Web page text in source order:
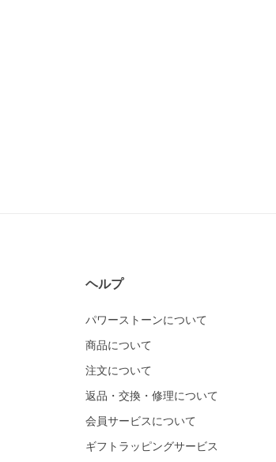
ヘルプ
パワーストーンについて
商品について
注文について
返品・交換・修理について
会員サービスについて
ギフトラッピングサービス